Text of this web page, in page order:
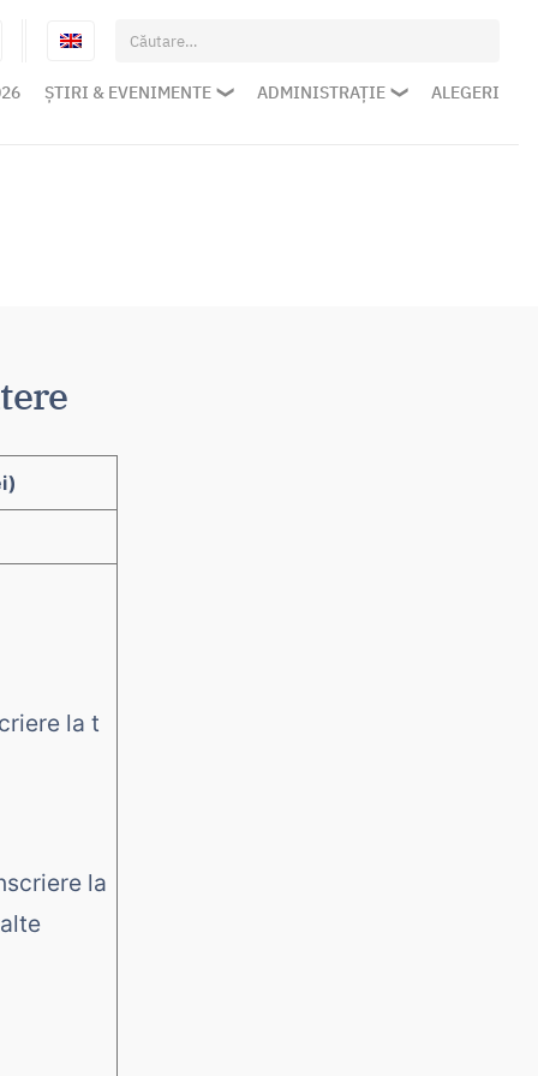
Caută
după:
ȘTIRI & EVENIMENTE ADMINISTRAȚIE ALEGERI
la t
la